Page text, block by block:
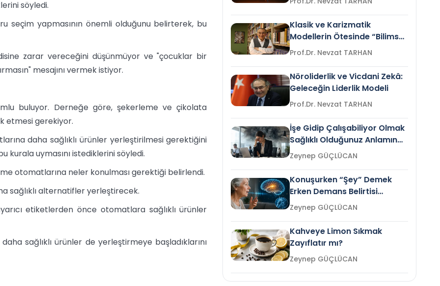
söyledi.
seçim yapmasının önemli olduğunu belirterek, bu
zarar vereceğini düşünmüyor ve "çocuklar bir
mesajını vermek istiyor.
buluyor. Derneğe göre, şekerleme ve çikolata
etmesi gerekiyor.
daha sağlıklı ürünler yerleştirilmesi gerektiğini
kurala uymasını istediklerini söyledi.
otomatlarına neler konulması gerektiği belirlendi.
sağlıklı alternatifler yerleştirecek.
etiketlerden önce otomatlara sağlıklı ürünler
sağlıklı ürünler de yerleştirmeye başladıklarını
Klasik ve Karizmatik
Modellerin Ötesinde “Bilimsel
Liderlik”
Prof.Dr. Nevzat TARHAN
Nöroliderlik ve Vicdani Zekâ:
Geleceğin Liderlik Modeli
Prof.Dr. Nevzat TARHAN
İşe Gidip Çalışabiliyor Olmak
Sağlıklı Olduğunuz Anlamına
Gelir mi?Zeynep GÜÇLÜCAN
Konuşurken “Şey” Demek
Erken Demans Belirtisi
Olabilir mi?Zeynep GÜÇLÜCAN
Kahveye Limon Sıkmak
Zayıflatır mı?
Zeynep GÜÇLÜCAN